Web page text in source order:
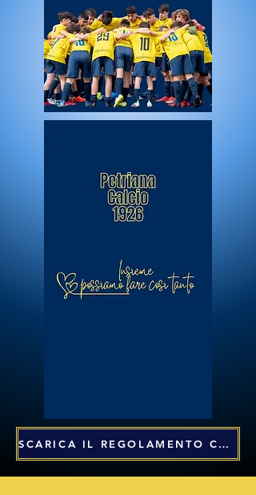
SCARICA IL REGOLAMENTO CON UN CLICK!